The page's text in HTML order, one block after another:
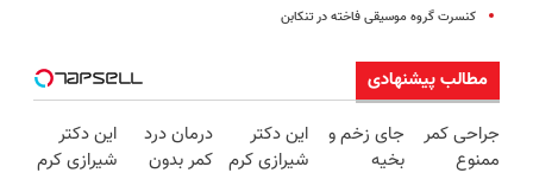
کنسرت گروه موسیقی فاخته در تنکابن
مطالب پیشنهادی
جراحی کمر
ممنوع
جای زخم و
بخیه
این دکتر
شیرازی کرم
درمان درد
کمر بدون
این دکتر
شیرازی کرم